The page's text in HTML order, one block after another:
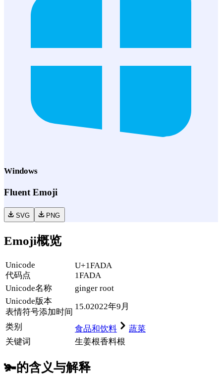
Windows
Fluent Emoji
SVG PNG
Emoji概览
Unicode
代码点
U+1FADA
1FADA
Unicode名称
ginger root
Unicode版本
表情符号添加时间
15.02022年9月
类别 食品和饮料
蔬菜
关键词
生姜根香料根
🫚的含义与解释